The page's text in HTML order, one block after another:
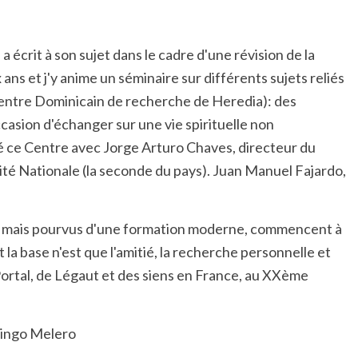
à son sujet dans le cadre d'une révision de la
et j'y anime un séminaire sur différents sujets reliés
Dominicain de recherche de Heredia): des
d'échanger sur une vie spirituelle non
Centre avec Jorge Arturo Chaves, directeur du
Nationale (la seconde du pays). Juan Manuel Fajardo,
pourvus d'une formation moderne, commencent à
base n'est que l'amitié, la recherche personnelle et
de Légaut et des siens en France, au XXème